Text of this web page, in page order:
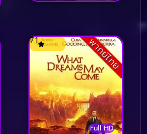
พากย์ไทย
Full HD
7.1